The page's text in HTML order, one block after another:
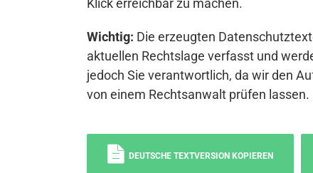
Klick erreichbar zu machen.
Wichtig: Die erzeugten
aktuellen Rechtslage verfasst und
jedoch Sie verantwortlich, da wir den
von einem Rechtsanwalt prüfen
DEUTSCHE TEXTVERSION KOPIEREN